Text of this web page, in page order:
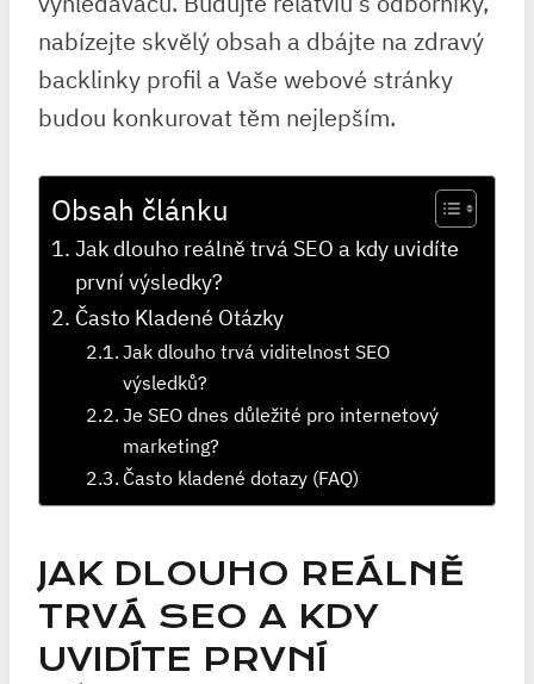
nabízejte skvělý obsah a dbájte na zdravý
backlinky profil a Vaše webové stránky
budou konkurovat těm nejlepším.
Obsah článku
Jak dlouho reálně trvá SEO a kdy uvidíte
první výsledky?
Často Kladené Otázky
Jak dlouho trvá viditelnost SEO
výsledků?
Je SEO dnes důležité pro internetový
marketing?
Často kladené dotazy (FAQ)
JAK DLOUHO REÁLNĚ
TRVÁ SEO A KDY
UVIDÍTE PRVNÍ